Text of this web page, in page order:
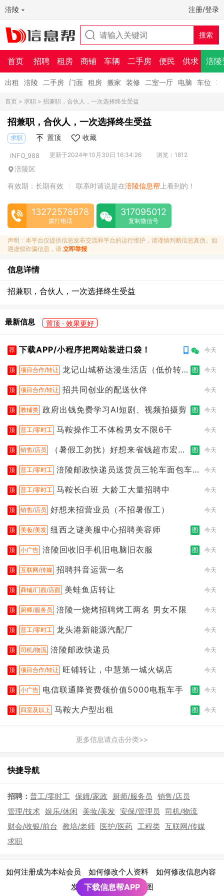
涪陵 注册/登录
首页 招聘 租房 商铺 车辆 二手房 便民 供求 涪陵
出租 涪陵 二手房 门面 租房 搬家 装修 二室一厅 电脑 车位
首页 > 求职 > 招兼职，合伙人，一次选择终生受益
招兼职，合伙人，一次选择终生受益
求职 置顶 收藏
INFO_988 更新于2024年10月30日 16:34:26 浏览：1812
涪陵区
有效期：长期有效
联系时请说是在涪陵信息帮 上看到的！
13272578678
拨打电话
317095012
复制微信号
声明：本平台仅提供信息发布交流和平台的运行维护，请谨慎判断信息真伪。如
遇虚假诈骗信息，请 立即举报
信息详情
招兼职，合伙人，一次选择终生受益
最新信息 置顶 · 效果更好
荐 下载APP/小程序把网站装进口袋！ 今天
顶 项目合作/转让 龙记山城桥达漫生活店（低价转
图 今天
顶 项目合作/转让 招共同创业的配送伙伴 今天
顶 教辅类 政府出钱免费学习AI短剧、视频拍摄剪 图 今天
顶 普工/零时工 马鞍操作工不体检男女不限6千 今天
顶 销售/店员
（暑假工勿扰）好想来省钱超市宏声
图 今天
顶 普工/零时工 涪陵邮政快递员送货员三轮车面包车
今天
顶 普工/零时工 马鞍长白班 大龄工大量招聘中 今天
顶 销售/店员 好想来招营业员（不招暑假工） 今天
顶 美妆/美发 纽西之谜美服中心招聘美容师 图 今天
顶 小广告 涪陵回收旧手机旧电脑旧衣服 图 今天
顶 互联网/传媒 招聘抖音运营一名 今天
顶 商铺/门面/店面 美蛙鱼店转让 今天
顶 厨师/服务员 涪陵一烧烤招聘烤工两名 男女不限 今天
顶 普工/零时工 龙头港新能源汽配厂 今天
顶 司机/物流 涪陵邮政快递员 今天
顶 项目合作/转让 旺铺转让，中慧第一城火锅店 今天
顶 小广告 电信联通降资费领价值5000电瓶车手 图 今天
顶 四室及以上 马鞍大户型出租 图 今天
更多信息请点击分类>>
快捷导航
招聘： 普工/零时工 保姆/家政 厨师/服务员 销售/店员
管理/技术 娱乐/休闲 美妆/美发 安保/管理员 司机/物流
财会/收银/前台 教培/老师 医护/医药 工程类 互联网/传媒
求职
如何注册成为本站会员 如何修改个人资料 如何修改信息内容
发布广告须知 | 网站地图
下载信息帮APP